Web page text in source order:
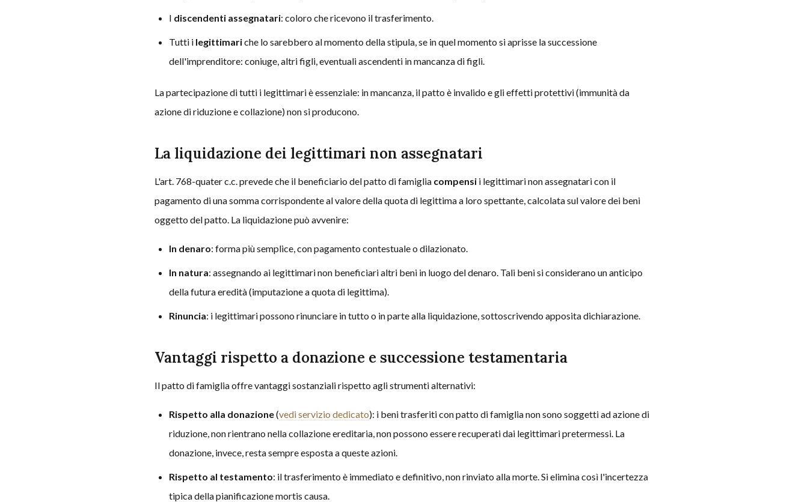
I discendenti assegnatari: coloro che ricevono il trasferimento.
Tutti i legittimariche lo sarebbero al momento della stipula, se in quel momento si aprisse la successione
dell'imprenditore: coniuge, altri figli, eventuali ascendenti in mancanza di figli.
La partecipazione di tutti i legittimari è essenziale: in mancanza, il patto è invalido e gli effetti protettivi (immunità da
azione di riduzione e collazione) non si producono.
La liquidazione dei legittimari non assegnatari
L'art. 768-quater c.c. prevede che il beneficiario del patto di famiglia compensi i legittimari non assegnatari con il
pagamento di una somma corrispondente al valore della quota di legittima a loro spettante, calcolata sul valore dei beni
oggetto del patto. La liquidazione può avvenire:
In denaro: forma più semplice, con pagamento contestuale o dilazionato.
In natura: assegnando ai legittimari non beneficiari altri beni in luogo del denaro. Tali beni si considerano un anticipo
della futura eredità (imputazione a quota di legittima).
Rinuncia: i legittimari possono rinunciare in tutto o in parte alla liquidazione, sottoscrivendo apposita dichiarazione.
Vantaggi rispetto a donazione e successione testamentaria
Il patto di famiglia offre vantaggi sostanziali rispetto agli strumenti alternativi:
Rispetto alla donazione(vedi servizio dedicato): i beni trasferiti con patto di famiglia non sono soggetti ad azione di
riduzione, non rientrano nella collazione ereditaria, non possono essere recuperati dai legittimari pretermessi. La
donazione, invece, resta sempre esposta a queste azioni.
Rispetto al testamento: il trasferimento è immediato e definitivo, non rinviato alla morte. Si elimina così l'incertezza
tipica della pianificazione mortis causa.